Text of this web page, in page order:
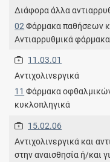
Διάφορα άλλα
02 Φάρμακα παθήσεων
Αντιαρρυθμικά φάρμακα
11.03.01
Αντιχολινεργικά
11 Φάρμακα
κυκλοπληγικά
15.02.06
Αντιχολινεργικά και
στην αναισθησία ή/και